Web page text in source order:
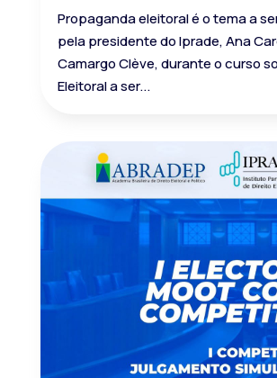
Propaganda eleitoral é o tema a
pela presidente do Iprade, Ana
Camargo Clève, durante o curso
Eleitoral a ser...